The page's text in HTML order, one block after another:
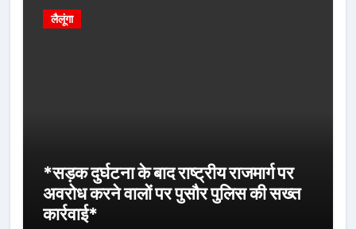
लैलूंगा
*सड़क दुर्घटना के बाद राष्ट्रीय राजमार्ग पर
अवरोध करने वालों पर पुसौर पुलिस की सख्त
कार्रवाई*